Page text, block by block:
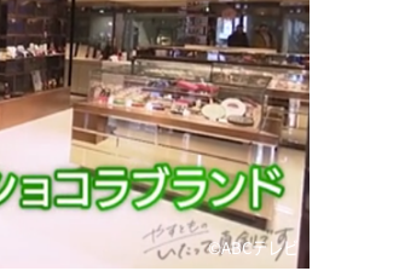
©️ABCテレビ